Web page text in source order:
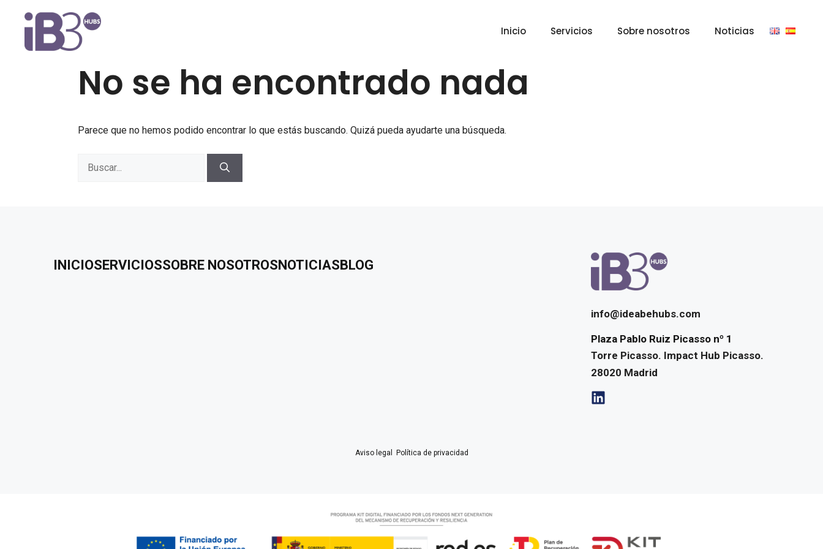
Inicio Servicios Sobre nosotros Noticias
No se ha encontrado nada
Parece que no hemos podido encontrar lo que estás buscando. Quizá pueda ayudarte una búsqueda.
Buscar:
INICIOSERVICIOSSOBRE NOSOTROSNOTICIASBLOG
info@ideabehubs.com
Plaza Pablo Ruiz Picasso nº 1
Torre Picasso. Impact Hub Picasso.
28020 Madrid
Aviso legal Política de privacidad